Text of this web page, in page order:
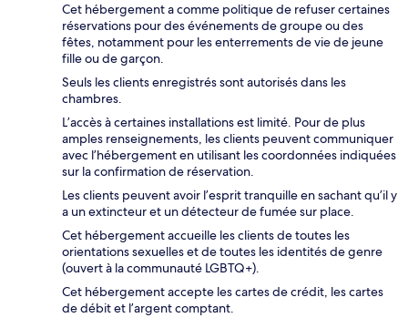
Cet hébergement a comme politique de refuser certaines
réservations pour des événements de groupe ou des
fêtes, notamment pour les enterrements de vie de jeune
fille ou de garçon.
Seuls les clients enregistrés sont autorisés dans les
chambres.
L’accès à certaines installations est limité. Pour de plus
amples renseignements, les clients peuvent communiquer
avec l’hébergement en utilisant les coordonnées indiquées
sur la confirmation de réservation.
Les clients peuvent avoir l’esprit tranquille en sachant qu’il y
a un extincteur et un détecteur de fumée sur place.
Cet hébergement accueille les clients de toutes les
orientations sexuelles et de toutes les identités de genre
(ouvert à la communauté LGBTQ+).
Cet hébergement accepte les cartes de crédit, les cartes
de débit et l’argent comptant.